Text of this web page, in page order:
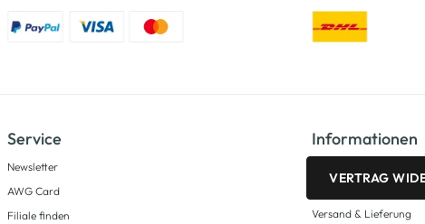
Service
Newsletter
AWG Card
Filiale finden
Informationen
VERTRAG
Versand & Lieferung